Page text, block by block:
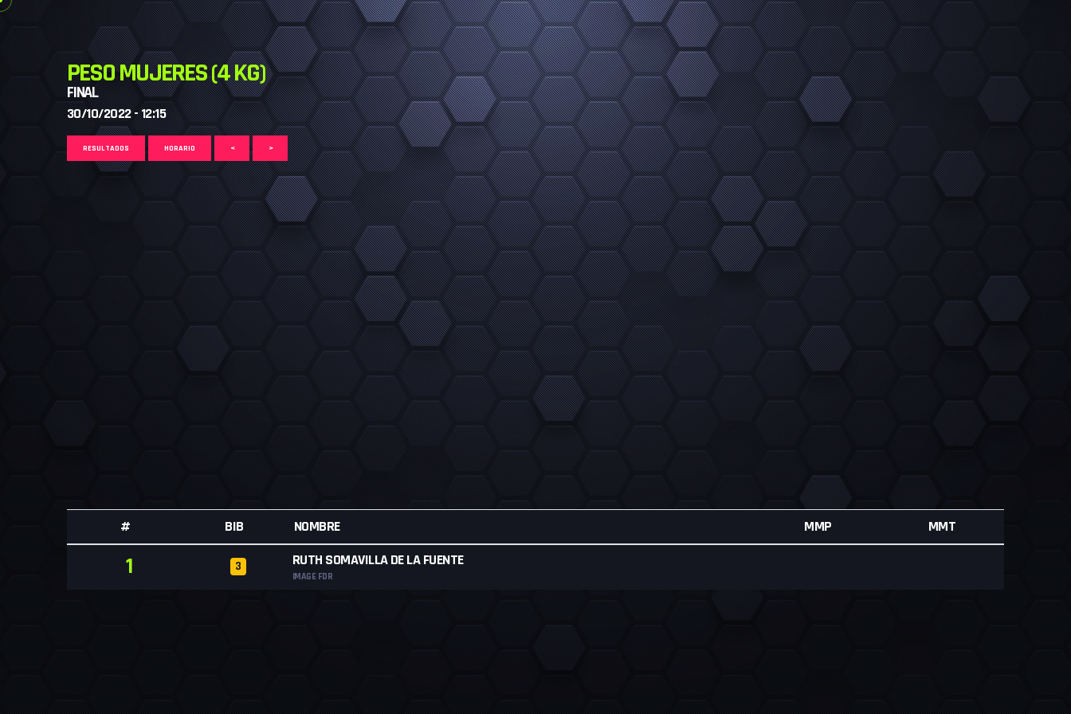
PESO MUJERES (4 KG)
FINAL
30/10/2022 - 12:15
RESULTADOS HORARIO < >
# BIB NOMBRE MMP MMT
1 3 RUTH SOMAVILLA DE LA FUENTE
IMAGE FDR